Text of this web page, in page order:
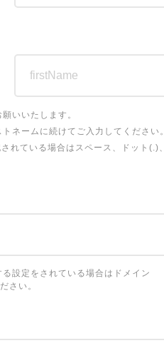
いいたします。
ネームに続けてご入力してください
れている場合はスペース、ドット(.)
設定をされている場合はドメイン
さい。